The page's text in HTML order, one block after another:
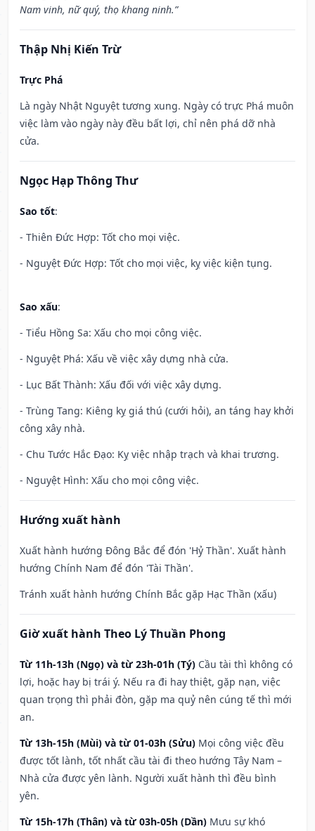
Nam vinh, nữ quý, thọ khang ninh.”
Thập Nhị Kiến Trừ
Trực Phá
Là ngày Nhật Nguyệt tương xung. Ngày có trực Phá muôn
việc làm vào ngày này đều bất lợi, chỉ nên phá dỡ nhà
cửa.
Ngọc Hạp Thông Thư
Sao tốt:
- Thiên Đức Hợp: Tốt cho mọi việc.
- Nguyệt Đức Hợp: Tốt cho mọi việc, kỵ việc kiện tụng.
Sao xấu:
- Tiểu Hồng Sa: Xấu cho mọi công việc.
- Nguyệt Phá: Xấu về việc xây dựng nhà cửa.
- Lục Bất Thành: Xấu đối với việc xây dựng.
- Trùng Tang: Kiêng kỵ giá thú (cưới hỏi), an táng hay khởi
công xây nhà.
- Chu Tước Hắc Đạo: Kỵ việc nhập trạch và khai trương.
- Nguyệt Hình: Xấu cho mọi công việc.
Hướng xuất hành
Xuất hành hướng Đông Bắc để đón 'Hỷ Thần'. Xuất hành
hướng Chính Nam để đón 'Tài Thần'.
Tránh xuất hành hướng Chính Bắc gặp Hạc Thần (xấu)
Giờ xuất hành Theo Lý Thuần Phong
Từ 11h-13h (Ngọ) và từ 23h-01h (Tý) Cầu tài thì không có
lợi, hoặc hay bị trái ý. Nếu ra đi hay thiệt, gặp nạn, việc
quan trọng thì phải đòn, gặp ma quỷ nên cúng tế thì mới
an.
Từ 13h-15h (Mùi) và từ 01-03h (Sửu) Mọi công việc đều
được tốt lành, tốt nhất cầu tài đi theo hướng Tây Nam –
Nhà cửa được yên lành. Người xuất hành thì đều bình
yên.
Từ 15h-17h (Thân) và từ 03h-05h (Dần) Mưu sự khó